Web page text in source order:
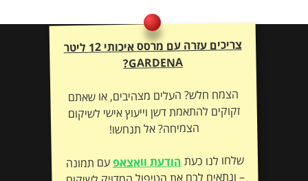
צריכים עזרה עם מרסס איכותי 12 ליטר
GARDENA?
הצמח חלש? העלים מצהיבים, או שאתם
זקוקים להתאמת דשן וייעוץ אישי לשיקום
הצמיחה? אל תנחשו!
שלחו לנו כעתהודעת וואצאפעם תמונה
– ונתאים לכם את הטיפול המדויק לשיקום